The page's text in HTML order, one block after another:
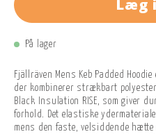
Læg
På lager
Fjällräven Mens Keb Padded
der kombinerer strækbart
Black Insulation RISE, som giver
forhold. Det elastiske
mens den faste, velsiddende